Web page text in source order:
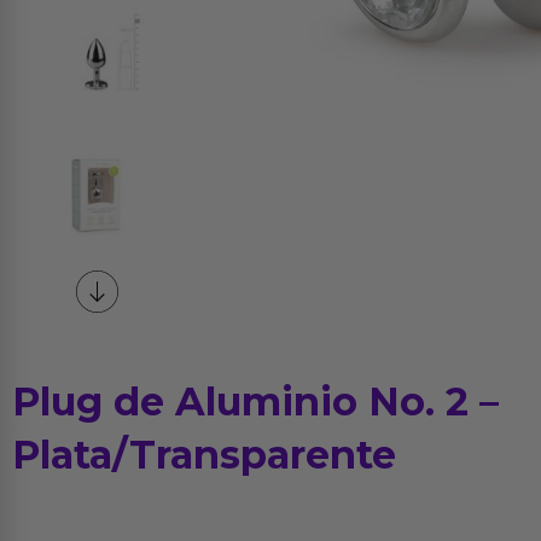
Plug de Aluminio No. 2 –
Plata/Transparente